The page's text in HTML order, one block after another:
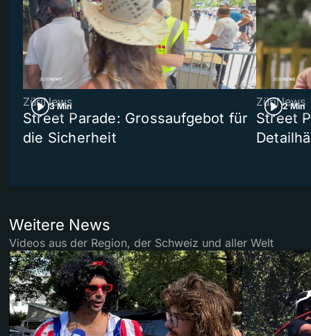
3 Min
ZüriNews
Street Parade: Grossaufgebot für
die Sicherheit
2 Min
ZüriNews
Street
Weitere News
Videos aus der Region, der Schweiz und aller Welt